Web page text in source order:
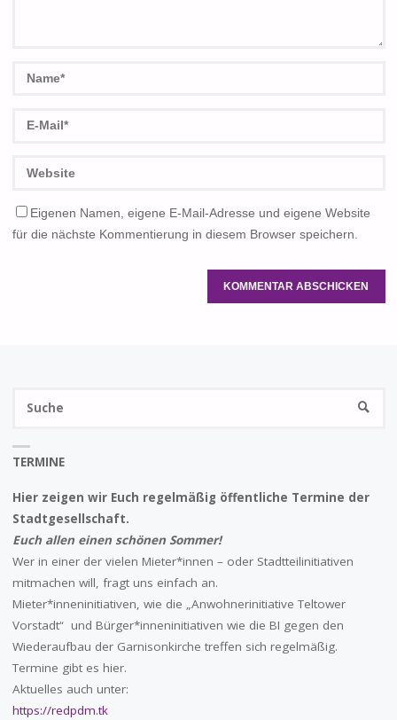
Eigenen Namen, eigene E-Mail-Adresse und eigene Website
für die nächste Kommentierung in diesem Browser speichern.
SUCHE
TERMINE
Hier zeigen wir Euch regelmäßig öffentliche Termine der
Stadtgesellschaft.
Euch allen einen schönen Sommer!
Wer in einer der vielen Mieter*innen – oder Stadtteilinitiativen
mitmachen will, fragt uns einfach an.
Mieter*inneninitiativen, wie die „Anwohnerinitiative Teltower
Vorstadt“ und Bürger*inneninitiativen wie die BI gegen den
Wiederaufbau der Garnisonkirche treffen sich regelmäßig.
Termine gibt es hier.
Aktuelles auch unter:
https://redpdm.tk